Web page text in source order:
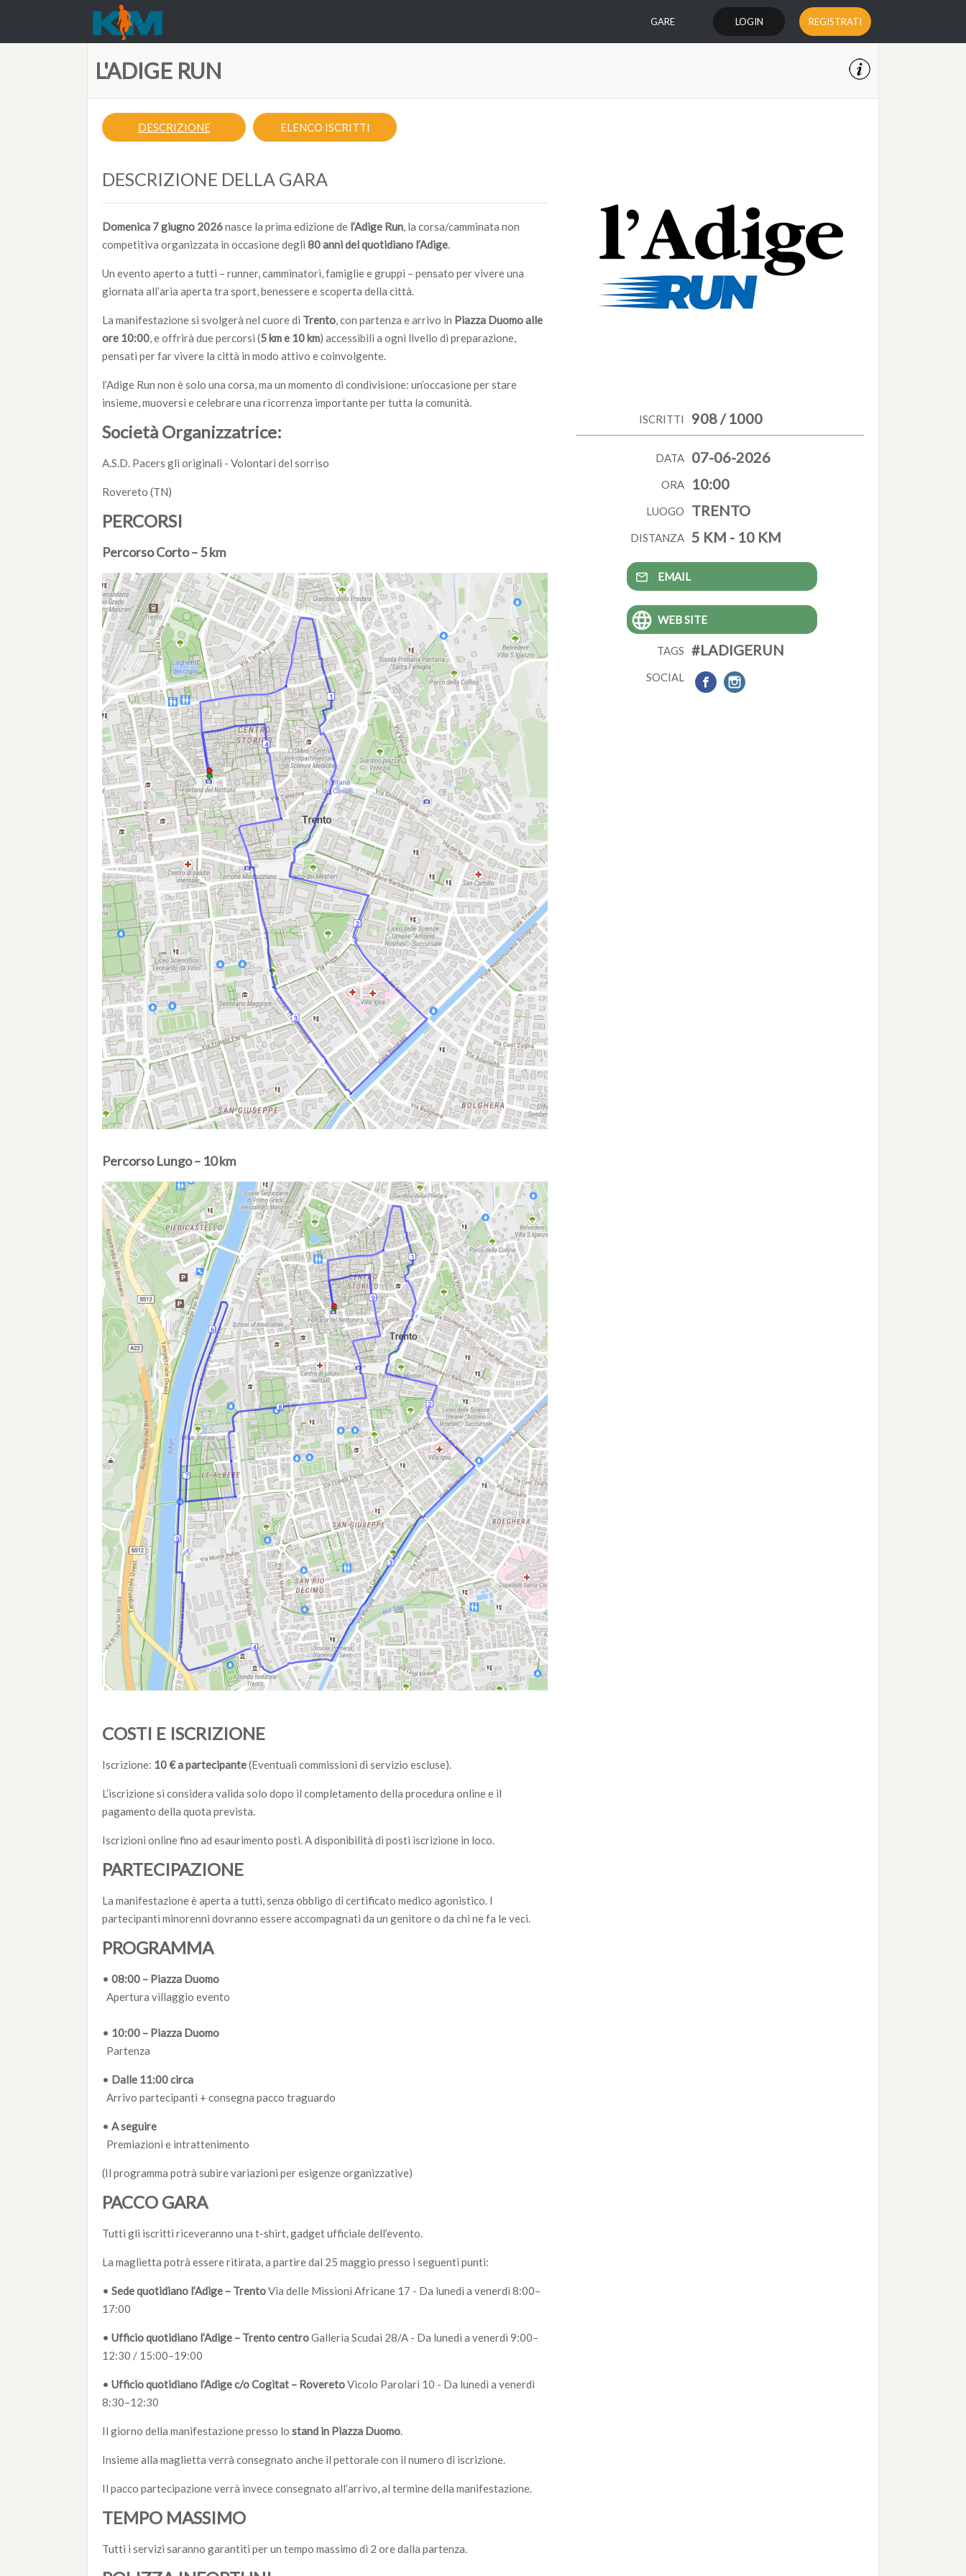
REGISTRATI
LOGIN
GARE
L'ADIGE RUN
DESCRIZIONE ELENCO ISCRITTI
DESCRIZIONE DELLA GARA
Domenica 7 giugno 2026nasce la prima edizione de l’Adige Run, la corsa/camminata non
competitiva organizzata in occasione degli 80 anni del quotidiano l’Adige.
Un evento aperto a tutti – runner, camminatori, famiglie e gruppi – pensato per vivere una
giornata all’aria aperta tra sport, benessere e scoperta della città.
La manifestazione si svolgerà nel cuore di Trento, con partenza e arrivo in Piazza Duomo alle
ore 10:00, e offrirà due percorsi (5 km e 10 km) accessibili a ogni livello di preparazione,
pensati per far vivere la città in modo attivo e coinvolgente.
l’Adige Run non è solo una corsa, ma un momento di condivisione: un’occasione per stare
insieme, muoversi e celebrare una ricorrenza importante per tutta la comunità.
Società Organizzatrice:
A.S.D. Pacers gli originali - Volontari del sorriso
Rovereto (TN)
PERCORSI
Percorso Corto – 5 km
Percorso Lungo – 10 km
COSTI E ISCRIZIONE
Iscrizione: 10 € a partecipante(Eventuali commissioni di servizio escluse).
L’iscrizione si considera valida solo dopo il completamento della procedura online e il
pagamento della quota prevista.
Iscrizioni online fino ad esaurimento posti. A disponibilità di posti iscrizione in loco.
PARTECIPAZIONE
La manifestazione è aperta a tutti, senza obbligo di certificato medico agonistico. I
partecipanti minorenni dovranno essere accompagnati da un genitore o da chi ne fa le veci.
PROGRAMMA
• 08:00 – Piazza Duomo
Apertura villaggio evento
• 10:00 – Piazza Duomo
Partenza
• Dalle 11:00 circa
Arrivo partecipanti + consegna pacco traguardo
• A seguire
Premiazioni e intrattenimento
(Il programma potrà subire variazioni per esigenze organizzative)
PACCO GARA
Tutti gli iscritti riceveranno una t-shirt, gadget ufficiale dell’evento.
La maglietta potrà essere ritirata, a partire dal 25 maggio presso i seguenti punti:
• Sede quotidiano l’Adige – TrentoVia delle Missioni Africane 17 - Da lunedì a venerdì 8:00–
17:00
• Ufficio quotidiano l’Adige – Trento centroGalleria Scudai 28/A - Da lunedì a venerdì 9:00–
12:30 / 15:00–19:00
• Ufficio quotidiano l’Adigec/o Cogitat – RoveretoVicolo Parolari 10 - Da lunedì a venerdì
8:30–12:30
Il giorno della manifestazione presso lo stand in Piazza Duomo.
Insieme alla maglietta verrà consegnato anche il pettorale con il numero di iscrizione.
Il pacco partecipazione verrà invece consegnato all’arrivo, al termine della manifestazione.
TEMPO MASSIMO
Tutti i servizi saranno garantiti per un tempo massimo di 2 ore dalla partenza.
ISCRITTI 908 / 1000
DATA 07-06-2026
ORA 10:00
LUOGO TRENTO
DISTANZA 5 KM - 10 KM
EMAIL
WEB SITE
TAGS #LADIGERUN
SOCIAL